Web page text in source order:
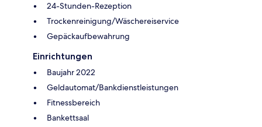
24-Stunden-Rezeption
Trockenreinigung/Wäschereiservice
Gepäckaufbewahrung
Einrichtungen
Baujahr 2022
Geldautomat/Bankdienstleistungen
Fitnessbereich
Bankettsaal